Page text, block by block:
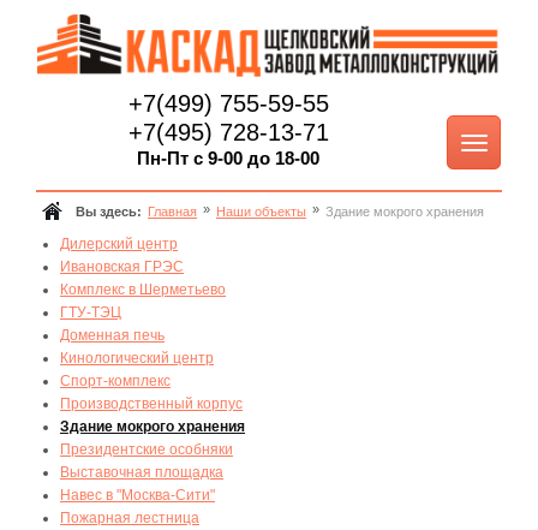
+7(499) 755-59-55
+7(495) 728-13-71
Пн-Пт с 9-00 до 18-00
Вы здесь: Главная Наши объекты Здание мокрого хранения
Дилерский центр
Ивановская ГРЭС
Комплекс в Шерметьево
ГТУ-ТЭЦ
Доменная печь
Кинологический центр
Спорт-комплекс
Производственный корпус
Здание мокрого хранения
Президентские особняки
Выставочная площадка
Навес в "Москва-Сити"
Пожарная лестница